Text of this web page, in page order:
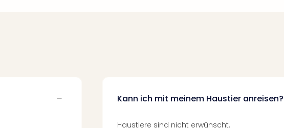
Kann ich mit meinem Haustier anreisen?
Haustiere sind nicht erwünscht.